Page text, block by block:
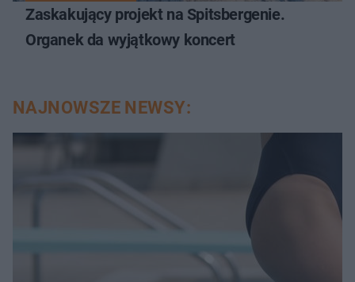
Zaskakujący projekt na Spitsbergenie.
Organek da wyjątkowy koncert
NAJNOWSZE NEWSY: